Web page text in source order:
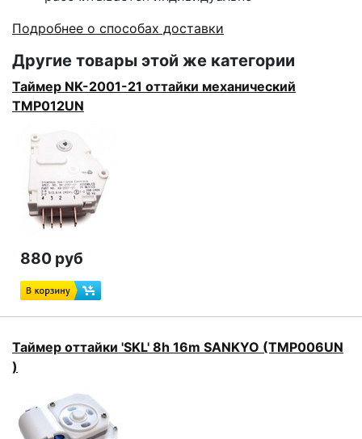
Подробнее о способах доставки
Другие товары этой же категории
Таймер NK-2001-21 оттайки механический
TMP012UN
880 руб
Таймер оттайки 'SKL' 8h 16m SANKYO (TMP006UN
)